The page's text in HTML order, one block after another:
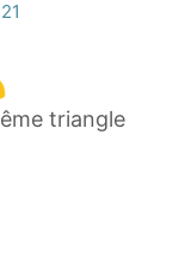
triangle